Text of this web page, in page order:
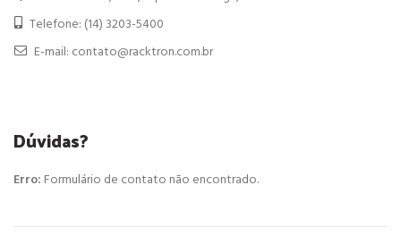
Telefone: (14) 3203-5400
E-mail: contato@racktron.com.br
Dúvidas?
Erro: Formulário de contato não encontrado.